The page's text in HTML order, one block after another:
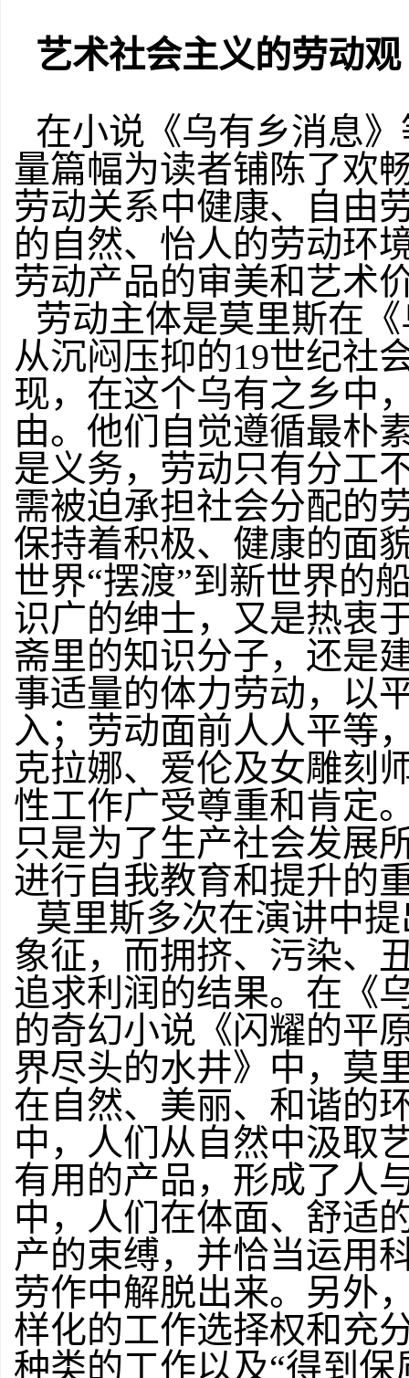
艺术社会主义的劳动观
在小说《乌有乡消息
量篇幅为读者铺陈了欢
劳动关系中健康、自由
的自然、怡人的劳动环
劳动产品的审美和艺术
劳动主体是莫里斯在
从沉闷压抑的19世纪社
现，在这个乌有之乡中
由。他们自觉遵循最朴
是义务，劳动只有分工
需被迫承担社会分配的
保持着积极、健康的面
世界“摆渡”到新世界的
识广的绅士，又是热衷
斋里的知识分子，还是
事适量的体力劳动，以
入；劳动面前人人平等
克拉娜、爱伦及女雕刻
性工作广受尊重和肯定
只是为了生产社会发展
进行自我教育和提升的
莫里斯多次在演讲中
象征，而拥挤、污染、
追求利润的结果。在《
的奇幻小说《闪耀的平
界尽头的水井》中，莫
在自然、美丽、和谐的
中，人们从自然中汲取
有用的产品，形成了人
中，人们在体面、舒适
产的束缚，并恰当运用
劳作中解脱出来。另外
样化的工作选择权和充
种类的工作以及“得到